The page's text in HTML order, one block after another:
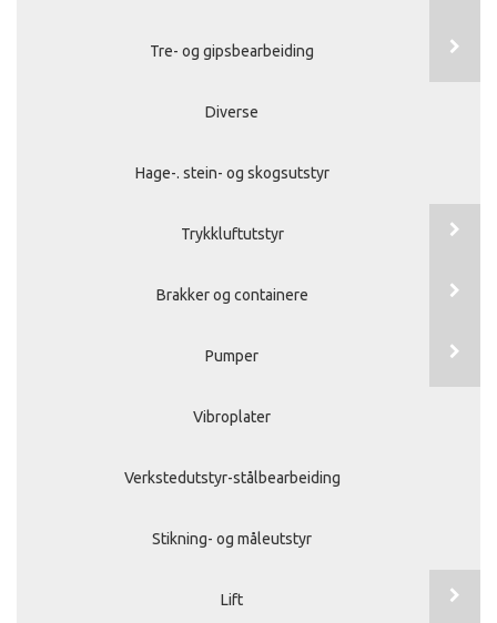
Tre- og gipsbearbeiding
Diverse
Hage-. stein- og skogsutstyr
Trykkluftutstyr
Brakker og containere
Pumper
Vibroplater
Verkstedutstyr-stålbearbeiding
Stikning- og måleutstyr
Lift